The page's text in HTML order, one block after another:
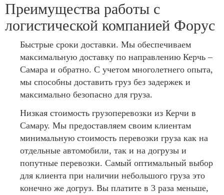
Преимущества работы с
логистической компанией Форус
Быстрые сроки доставки. Мы обеспечиваем
максимальную доставку по направлению Керчь –
Самара и обратно. С учетом многолетнего опыта,
мы способны доставить груз без задержек и
максимально безопасно для груза.
Низкая стоимость грузоперевозки из Керчи в
Самару. Мы предоставляем своим клиентам
минимальную стоимость перевозки груза как на
отдельные автомобили, так и на догрузы и
попутные перевозки. Самый оптимальный выбор
для клиента при наличии небольшого груза это
конечно же догруз. Вы платите в 3 раза меньше,